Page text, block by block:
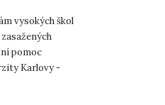
vysokých škol
pomoc
Karlovy -